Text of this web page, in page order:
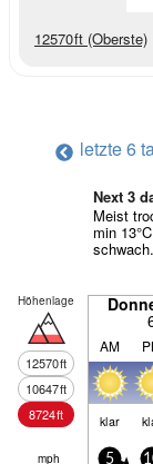
12570ft (Oberste)
letzte 6
Next 3
Meist
min
Höhenlage
12570ft
10647ft
8724ft
AM
klar
mph 5